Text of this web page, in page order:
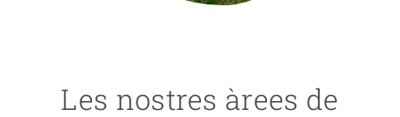
Les nostres àrees de